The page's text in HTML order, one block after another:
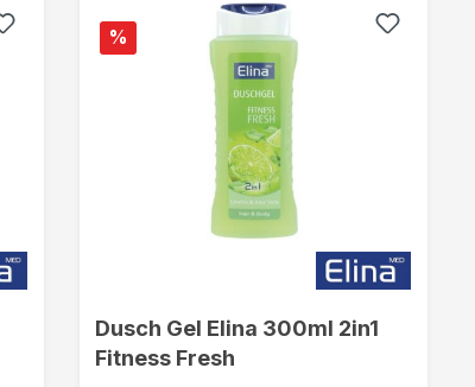
%
Dusch Gel Elina 300ml 2in1
Fitness Fresh